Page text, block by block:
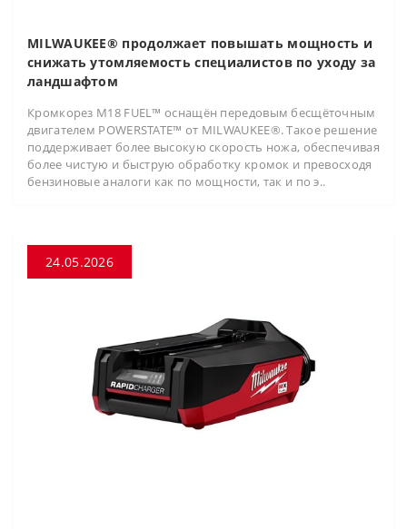
MILWAUKEE® продолжает повышать мощность и
снижать утомляемость специалистов по уходу за
ландшафтом
Кромкорез M18 FUEL™ оснащён передовым бесщёточным
двигателем POWERSTATE™ от MILWAUKEE®. Такое решение
поддерживает более высокую скорость ножа, обеспечивая
более чистую и быструю обработку кромок и превосходя
бензиновые аналоги как по мощности, так и по э..
24.05.2026